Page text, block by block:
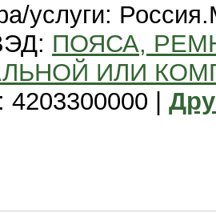
услуги:
ПОЯСА,
ИЛИ
|